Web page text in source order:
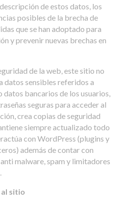
de estos datos, los
posibles de la brecha de
que se han adoptado para
y prevenir nuevas brechas en
de la web, este sitio no
datos sensibles referidos a
bancarios de los usuarios,
seguras para acceder al
crea copias de seguridad
siempre actualizado todo
con WordPress (plugins y
además de contar con
malware, spam y limitadores
al sitio